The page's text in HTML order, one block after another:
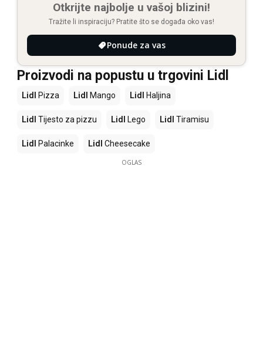
Otkrijte najbolje u vašoj blizini!
Tražite li inspiraciju? Pratite što se događa oko vas!
Ponude za vas
Proizvodi na popustu u trgovini Lidl
Lidl Pizza Lidl Mango Lidl Haljina
Lidl Tijesto za pizzu Lidl Lego Lidl Tiramisu
Lidl Palacinke Lidl Cheesecake
OGLAS